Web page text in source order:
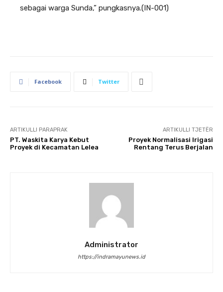
sebagai warga Sunda,” pungkasnya.(IN-001)
Facebook Twitter
ARTIKULLI PARAPRAK
PT. Waskita Karya Kebut
Proyek di Kecamatan Lelea
ARTIKULLI TJETËR
Proyek Normalisasi Irigasi
Rentang Terus Berjalan
Administrator
https://indramayunews.id